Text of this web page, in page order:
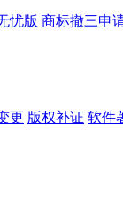
忧版 商标撤三申
更 版权补证 软件